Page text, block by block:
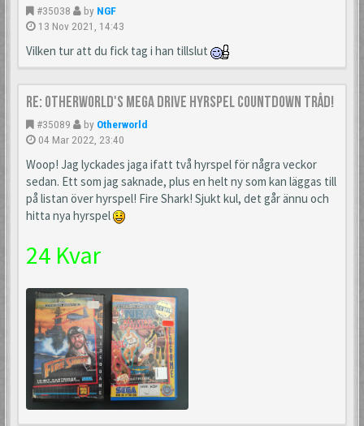
#35038 by NGF
13 Nov 2021, 14:43
Vilken tur att du fick tag i han tillslut
Re: Otherworld's Mega Drive Hyrspel Countdown Tråd!
#35089 by Otherworld
04 Mar 2022, 23:40
Woop! Jag lyckades jaga ifatt två hyrspel för några veckor
sedan. Ett som jag saknade, plus en helt ny som kan läggas till
på listan över hyrspel! Fire Shark! Sjukt kul, det går ännu och
hitta nya hyrspel
24 Kvar